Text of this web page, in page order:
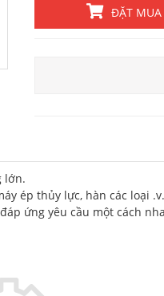
ĐẶT MUA
lớn.
ép thủy lực, hàn các loại
ứng yêu cầu một cách